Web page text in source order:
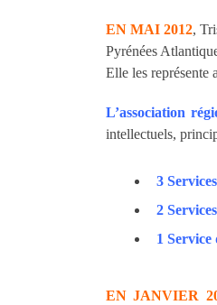
EN MAI 2012,
Pyrénées
Elle les représente
L’association
intellectuels,
3
2
1
EN JANVIER